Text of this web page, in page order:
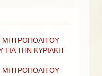
ΜΗΤΡΟΠΟΛΙΤΟΥ
ΓΙΑ ΤΗΝ ΚΥΡΙΑΚΗ
ΜΗΤΡΟΠΟΛΙΤΟΥ